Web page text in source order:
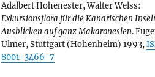
Adalbert Hohenester, Walter Welss:
Exkursionsflora für die Kanarischen
Ausblicken auf ganz Makaronesien.
Ulmer, Stuttgart (Hohenheim) 1993,
8001-3466-7